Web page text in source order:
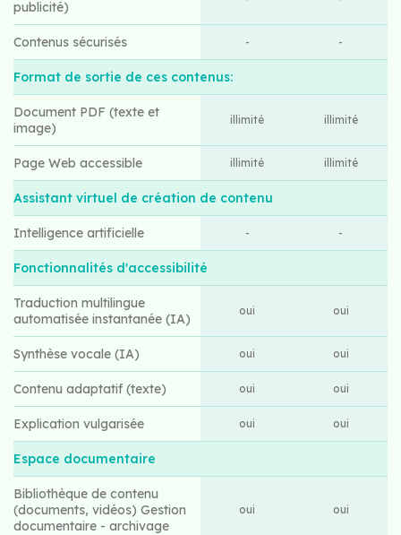
publicité)
Contenus sécurisés - -
Format de sortie de ces contenus:
Document PDF (texte et
image)
illimité illimité
Page Web accessible illimité illimité
Assistant virtuel de création de contenu
Intelligence artificielle - -
Fonctionnalités d'accessibilité
Traduction multilingue
automatisée instantanée (IA)
oui oui
Synthèse vocale (IA) oui oui
Contenu adaptatif (texte) oui oui
Explication vulgarisée oui oui
Espace documentaire
Bibliothèque de contenu
(documents, vidéos) Gestion
documentaire - archivage
oui oui